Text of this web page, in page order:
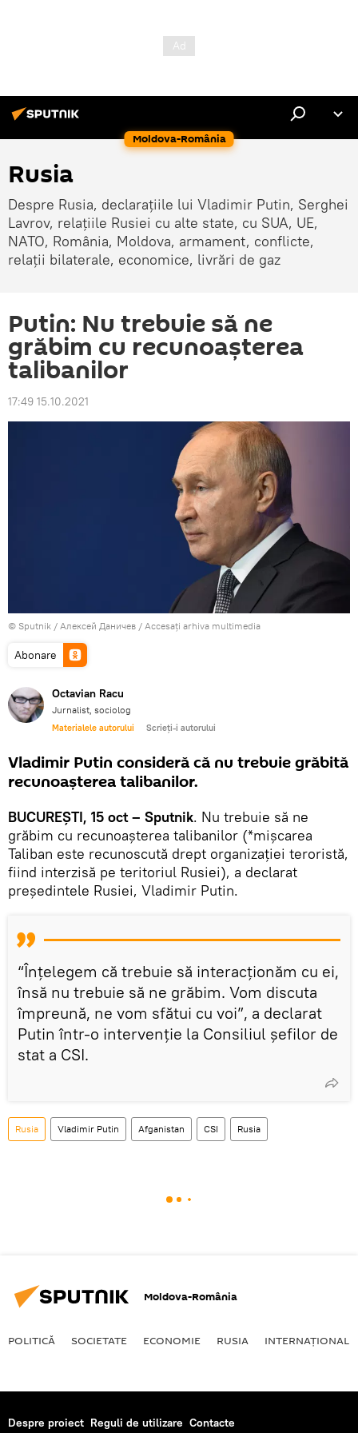
Moldova-România
Rusia
Despre Rusia, declarațiile lui Vladimir Putin, Serghei
Lavrov, relațiile Rusiei cu alte state, cu SUA, UE,
NATO, România, Moldova, armament, conflicte,
relații bilaterale, economice, livrări de gaz
Putin: Nu trebuie să ne
grăbim cu recunoașterea
talibanilor
17:49 15.10.2021
© Sputnik / Алексей Даничев / Accesați arhiva multimedia
Abonare
Octavian Racu
Jurnalist, sociolog
Materialele autorului Scrieți-i autorului
Vladimir Putin consideră că nu trebuie grăbită
recunoașterea talibanilor.
BUCUREȘTI, 15 oct – Sputnik. Nu trebuie să ne
grăbim cu recunoașterea talibanilor (*mișcarea
Taliban este recunoscută drept organizației teroristă,
fiind interzisă pe teritoriul Rusiei), a declarat
președintele Rusiei, Vladimir Putin.
“Înțelegem că trebuie să interacționăm cu ei,
însă nu trebuie să ne grăbim. Vom discuta
împreună, ne vom sfătui cu voi”, a declarat
Putin într-o intervenție la Consiliul șefilor de
stat a CSI.
Rusia Vladimir Putin Afganistan CSI Rusia
Moldova-România
POLITICĂ SOCIETATE ECONOMIE RUSIA INTERNAŢIONAL
Despre proiect Reguli de utilizare Contacte